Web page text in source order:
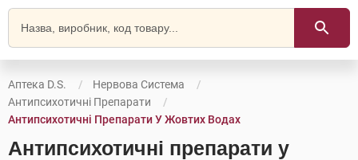
Аптека D.S.
Нервова Система
Антипсихотичні Препарати
Антипсихотичні Препарати У Жовтих Водах
Антипсихотичні препарати у